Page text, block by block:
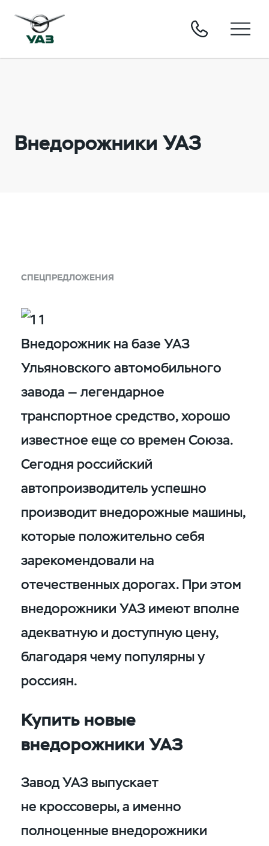
Внедорожники УАЗ
СПЕЦПРЕДЛОЖЕНИЯ
Внедорожник на базе УАЗ
Ульяновского автомобильного
завода — легендарное
транспортное средство, хорошо
известное еще со времен Союза.
Сегодня российский
автопроизводитель успешно
производит внедорожные машины,
которые положительно себя
зарекомендовали на
отечественных дорогах. При этом
внедорожники УАЗ имеют вполне
адекватную и доступную цену,
благодаря чему популярны у
россиян.
Купить новые
внедорожники УАЗ
Завод УАЗ выпускает
не кроссоверы, а именно
полноценные внедорожники